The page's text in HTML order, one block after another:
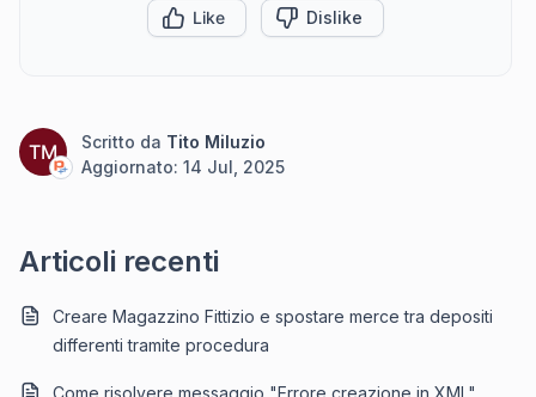
Like Dislike
TM Scritto da Tito Miluzio
Aggiornato: 14 Jul, 2025
Articoli recenti
Creare Magazzino Fittizio e spostare merce tra depositi
differenti tramite procedura
Come risolvere messaggio "Errore creazione in XML"